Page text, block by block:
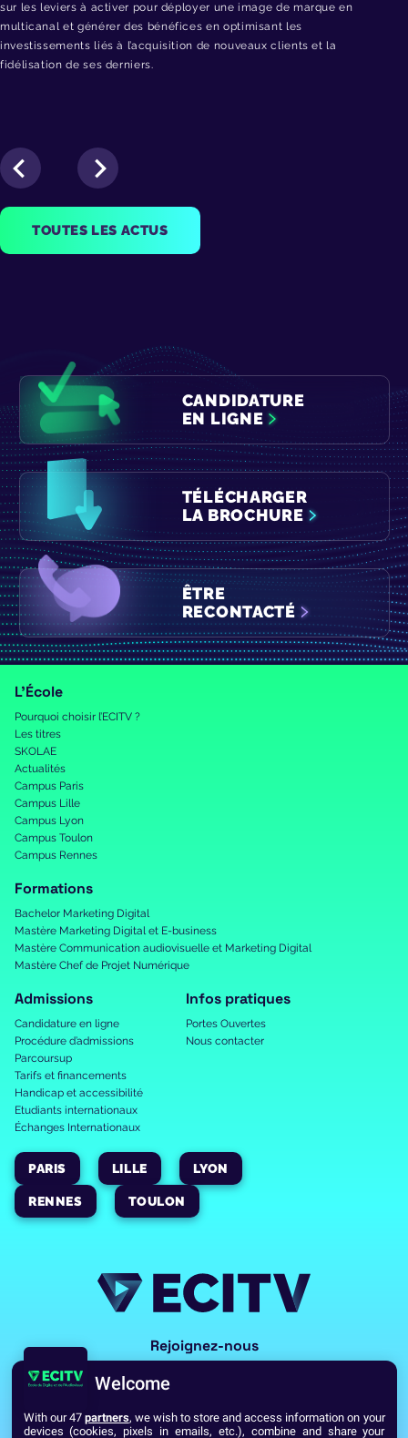
sur les leviers à activer pour déployer une image de marque en
multicanal et générer des bénéfices en optimisant les
investissements liés à l’acquisition de nouveaux clients et la
fidélisation de ses derniers.
TOUTES LES ACTUS
CANDIDATURE
EN LIGNE
TÉLÉCHARGER
LA BROCHURE
ÊTRE
RECONTACTÉ
L’École
Pourquoi choisir l’ECITV ?
Les titres
SKOLAE
Actualités
Campus Paris
Campus Lille
Campus Lyon
Campus Toulon
Campus Rennes
Formations
Bachelor Marketing Digital
Mastère Marketing Digital et E-business
Mastère Communication audiovisuelle et Marketing Digital
Mastère Chef de Projet Numérique
Admissions
Candidature en ligne
Procédure d’admissions
Parcoursup
Tarifs et financements
Handicap et accessibilité
Etudiants internationaux
Échanges Internationaux
Infos pratiques
Portes Ouvertes
Nous contacter
PARIS LILLE LYON
RENNES TOULON
Rejoignez-nous
Welcome
With our 47 partners, we wish to store and access information on your
devices (cookies, pixels in emails, etc.), combine and share your